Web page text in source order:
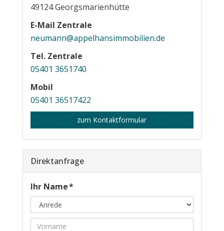
49124Georgsmarienhütte
E-Mail Zentrale
neumann@appelhansimmobilien.de
Tel. Zentrale
05401 3651740
Mobil
05401 36517422
zum Kontaktformular
Direktanfrage
Ihr Name *